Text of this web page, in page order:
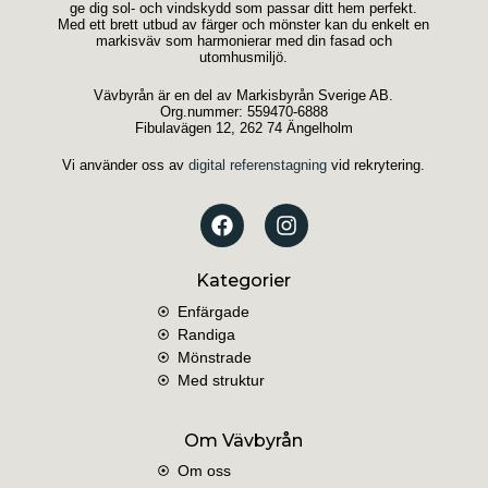
ge dig sol- och vindskydd som passar ditt hem perfekt.
Med ett brett utbud av färger och mönster kan du enkelt en
markisväv som harmonierar med din fasad och
utomhusmiljö.
Vävbyrån är en del av Markisbyrån Sverige AB.
Org.nummer: 559470-6888
Fibulavägen 12, 262 74 Ängelholm
Vi använder oss avdigital referenstagning vid rekrytering.
Kategorier
Enfärgade
Randiga
Mönstrade
Med struktur
Om Vävbyrån
Om oss